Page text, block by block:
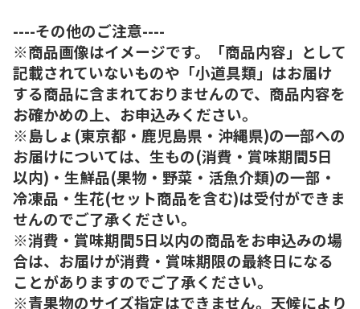
----その他のご注意----
※商品画像はイメージです。「商品内容」として
記載されていないものや「小道具類」はお届け
する商品に含まれておりませんので、商品内容を
お確かめの上、お申込みください。
※島しょ(東京都・鹿児島県・沖縄県)の一部への
お届けについては、生もの(消費・賞味期間5日
以内)・生鮮品(果物・野菜・活魚介類)の一部・
冷凍品・生花(セット商品を含む)は受付ができま
せんのでご了承ください。
※消費・賞味期間5日以内の商品をお申込みの場
合は、お届けが消費・賞味期限の最終日になる
ことがありますのでご了承ください。
※青果物のサイズ指定はできません。天候により